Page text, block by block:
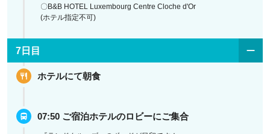
〇B&B HOTEL Luxembourg Centre Cloche d'Or
(ホテル指定不可)
7日目
ホテルにて朝食
07:50 ご宿泊ホテルのロビーにご集合